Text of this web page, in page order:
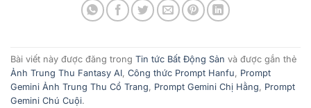
Bài viết này được đăng trong Tin tức Bất Động Sản và được gắn thẻ
Ảnh Trung Thu Fantasy AI, Công thức Prompt Hanfu, Prompt
Gemini Ảnh Trung Thu Cổ Trang, Prompt Gemini Chị Hằng, Prompt
Gemini Chú Cuội.